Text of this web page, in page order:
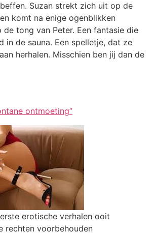
Suzan strekt zich uit op de
komt na enige ogenblikken
de tong van Peter. Een fantasie die
in de sauna. Een spelletje, dat ze
herhalen. Misschien ben jij dan de
ontmoeting”
erotische verhalen ooit
rechten voorbehouden